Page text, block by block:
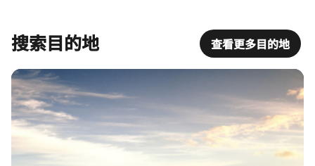
搜索目的地 查看更多目的地